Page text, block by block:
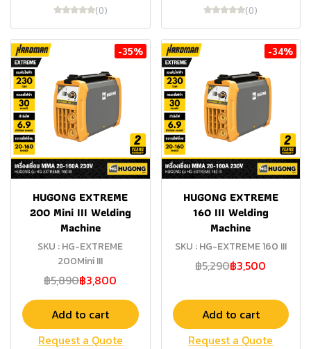
(0) (0)
-35%
HUGONG EXTREME
200 Mini III Welding
Machine
SKU : HG-EXTREME
200Mini III
฿5,890฿3,800
Add to cart
Request a Quote
-34%
HUGONG EXTREME
160 III Welding
Machine
SKU : HG-EXTREME 160 III
฿5,290฿3,500
Add to cart
Request a Quote